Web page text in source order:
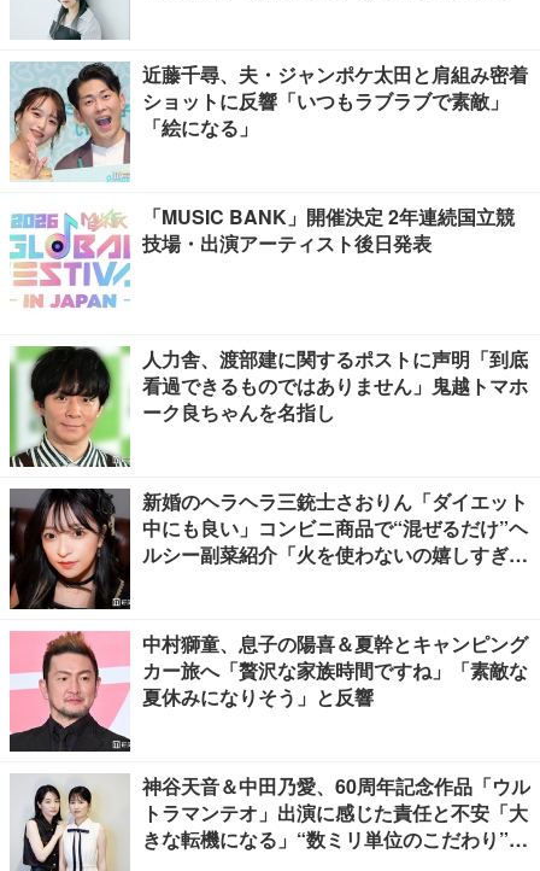
近藤千尋、夫・ジャンポケ太田と肩組み密着
ショットに反響「いつもラブラブで素敵」
「絵になる」
「MUSIC BANK」開催決定 2年連続国立競
技場・出演アーティスト後日発表
人力舎、渡部建に関するポストに声明「到底
看過できるものではありません」鬼越トマホ
ーク良ちゃんを名指し
新婚のヘラヘラ三銃士さおりん「ダイエット
中にも良い」コンビニ商品で“混ぜるだけ”ヘ
ルシー副菜紹介「火を使わないの嬉しすぎ
中村獅童、息子の陽喜＆夏幹とキャンピング
カー旅へ「贅沢な家族時間ですね」「素敵な
夏休みになりそう」と反響
神谷天音＆中田乃愛、60周年記念作品「ウル
トラマンテオ」出演に感じた責任と不安「大
きな転機になる」“数ミリ単位のこだわり”特